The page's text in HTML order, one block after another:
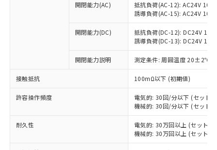
開閉能力(AC)
抵抗負荷(AC-12): AC24V
誘導負荷(AC-15): AC24V
開閉能力(DC)
抵抗負荷(DC-12): DC24V
誘導負荷(DC-13): DC24V
開閉能力説明 測定条件: 周囲温度 20±2℃
接触抵抗 100mΩ以下 (初期値)
許容操作頻度
電気的: 30回/分以下 (セット
機械的: 30回/分以下 (セット
耐久性
電気的: 30万回以上 (セット、
機械的: 30万回以上 (セット、
※1 対応状況
非含有に対応した製品が提供可能な商品で